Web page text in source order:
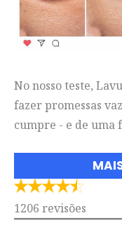
No nosso teste,
fazer promessas
cumpre - e de uma
1206 revisões